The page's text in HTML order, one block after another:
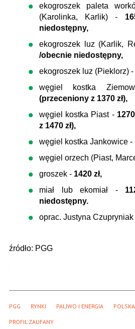
ekogroszek paleta
(Karolinka, Karlik) -
niedostępny,
ekogroszek luz (Karlik,
/obecnie niedostępny,
ekogroszek luz (Pieklorz) -
węgiel kostka
(przeceniony z 1370 zł),
węgiel kostka Piast -
z 1470 zł),
węgiel kostka Jankowice -
węgiel orzech (Piast,
groszek - 1420 zł,
miał lub ekomiał -
niedostępny.
oprac. Justyna Czupryniak
źródło: PGG
PGG RYNKI PALIWO I ENERGIA
PROFIL ZAUFANY